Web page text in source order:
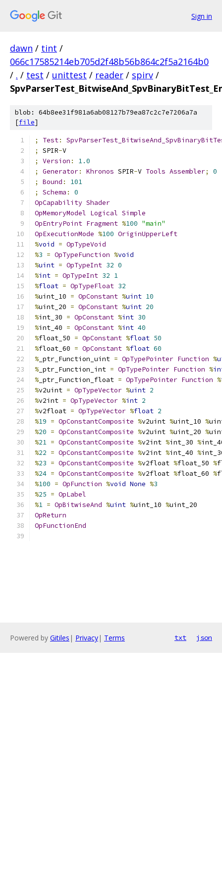
Sign in
dawn / tint /
066c17585214eb705d2f48b56b864c2f5a2164b0
/ . / test / unittest / reader / spirv /
blob: 64b8ee31f981a6ab08127b79ea87c2c7e7206a7a
[file]
; Test:
;
SPIR-V
;
Version :
1.0
;
Generator: Khronos SPIR-V Tools Assembler;
0
;
Bound :
101
;
Schema :
0
OpCapability Shader
OpMemoryModel Logical Simple
OpEntryPoint Fragment %100 "main"
OpExecutionMode %100 OriginUpperLeft
%void = OpTypeVoid
%3 = OpTypeFunction %void
%uint = OpTypeInt 32 0
%int = OpTypeInt 32 1
%float = OpTypeFloat 32
%uint_10 = OpConstant %uint 10
%uint_20 = OpConstant %uint 20
%int_30 = OpConstant %int 30
%int_40 = OpConstant %int 40
%float_50 = OpConstant %float 50
%float_60 = OpConstant %float 60
% _ptr_Function_uint = OpTypePointer Function %
% _ptr_Function_int = OpTypePointer Function %
% _ptr_Function_float = OpTypePointer Function %
%v2uint = OpTypeVector %uint 2
%v2int = OpTypeVector %int 2
%v2float = OpTypeVector %float 2
%19 = OpConstantComposite %v2uint %uint_10 %
%20 = OpConstantComposite %v2uint %uint_20 %
%21 = OpConstantComposite %v2int %int_30 %
%22 = OpConstantComposite %v2int %int_40 %
%23 = OpConstantComposite %v2float %float_50 %
%24 = OpConstantComposite %v2float %float_60 %
%100 = OpFunction %void None %3
%25 = OpLabel
%1 = OpBitwiseAnd %uint %uint_10 %uint_20
OpReturn
OpFunctionEnd
Powered by Gitiles | Privacy| Terms txt json